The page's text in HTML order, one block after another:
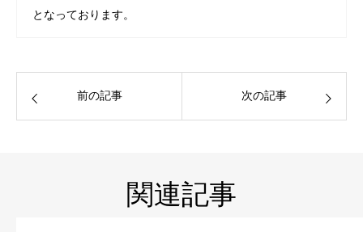
となっております。
前の記事 次の記事
関連記事